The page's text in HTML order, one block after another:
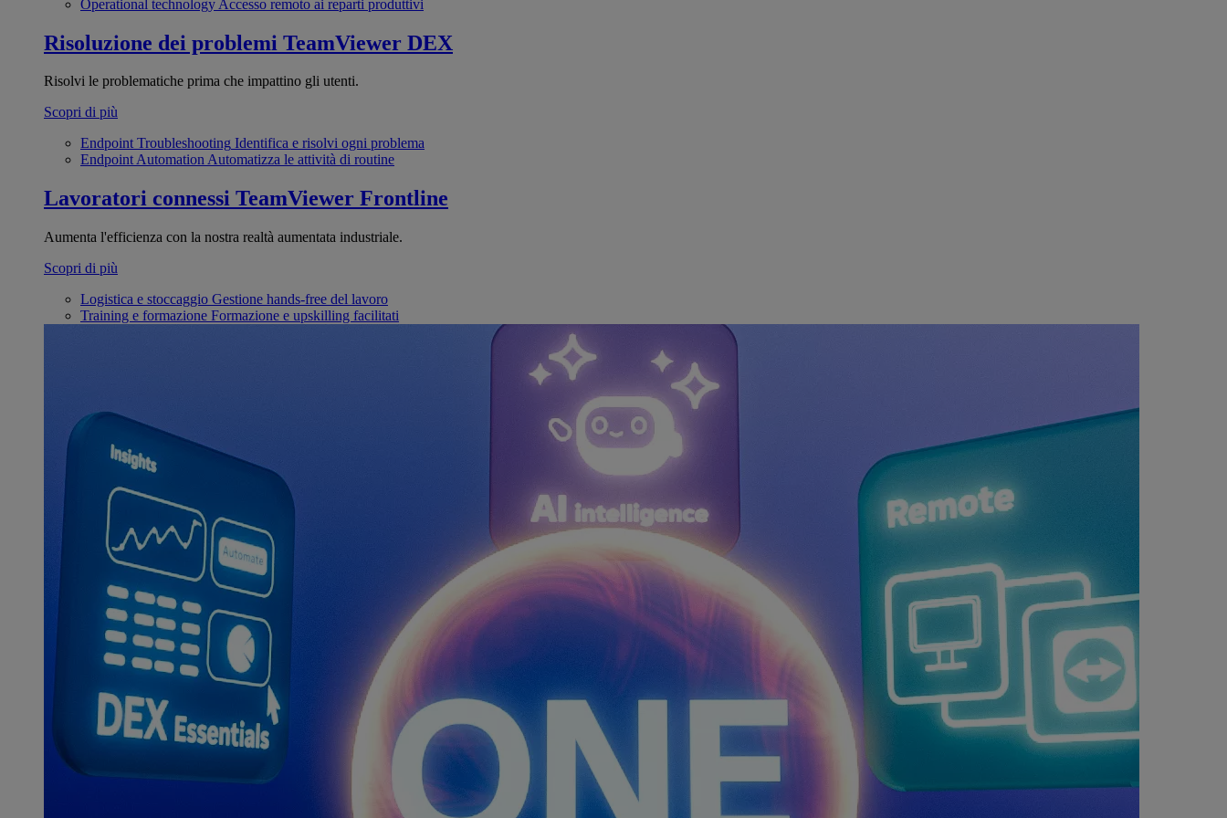
Operational technology Accesso remoto ai reparti produttivi
Risoluzione dei problemi TeamViewer DEX
Risolvi le problematiche prima che impattino gli utenti.
Scopri di più
Endpoint Troubleshooting Identifica e risolvi ogni problema
Endpoint AutomationAutomatizza le attività di routine
Lavoratori connessi TeamViewer Frontline
Aumenta l'efficienza con la nostra realtà aumentata industriale.
Scopri di più
Logistica e stoccaggio Gestione hands-free del lavoro
Training e formazione Formazione e upskilling facilitati